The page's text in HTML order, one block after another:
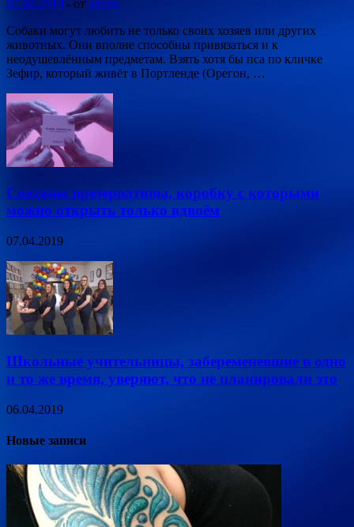
07.04.2019 - от admin
Собаки могут любить не только своих хозяев или других
животных. Они вполне способны привязаться и к
неодушевлённым предметам. Взять хотя бы пса по кличке
Зефир, который живёт в Портленде (Орегон, …
Созданы презервативы, коробку с которыми
можно открыть только вдвоём
07.04.2019
Школьные учительницы, забеременевшие в одно
и то же время, уверяют, что не планировали это
06.04.2019
Новые записи